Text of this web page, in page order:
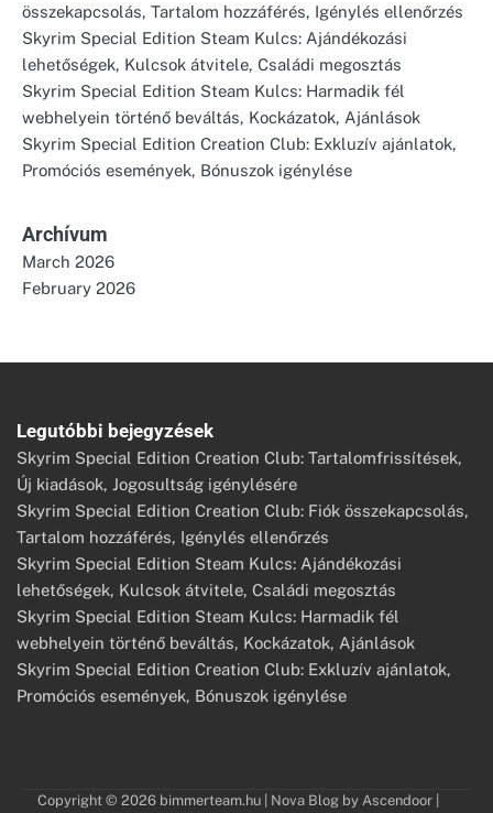
összekapcsolás, Tartalom hozzáférés, Igénylés ellenőrzés
Skyrim Special Edition Steam Kulcs: Ajándékozási
lehetőségek, Kulcsok átvitele, Családi megosztás
Skyrim Special Edition Steam Kulcs: Harmadik fél
webhelyein történő beváltás, Kockázatok, Ajánlások
Skyrim Special Edition Creation Club: Exkluzív ajánlatok,
Promóciós események, Bónuszok igénylése
Archívum
March 2026
February 2026
Legutóbbi bejegyzések
Skyrim Special Edition Creation Club: Tartalomfrissítések,
Új kiadások, Jogosultság igénylésére
Skyrim Special Edition Creation Club: Fiók összekapcsolás,
Tartalom hozzáférés, Igénylés ellenőrzés
Skyrim Special Edition Steam Kulcs: Ajándékozási
lehetőségek, Kulcsok átvitele, Családi megosztás
Skyrim Special Edition Steam Kulcs: Harmadik fél
webhelyein történő beváltás, Kockázatok, Ajánlások
Skyrim Special Edition Creation Club: Exkluzív ajánlatok,
Promóciós események, Bónuszok igénylése
Copyright © 2026 bimmerteam.hu| Nova Blog by Ascendoor|